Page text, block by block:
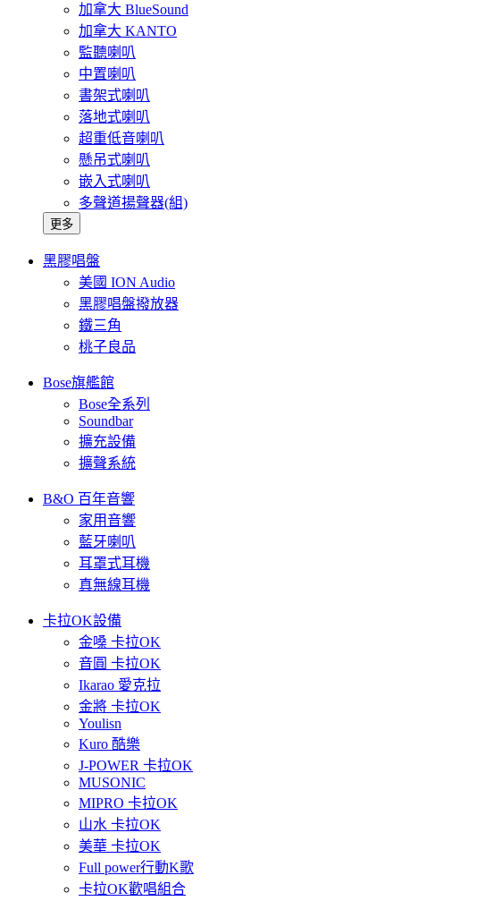
加拿大 BlueSound
加拿大 KANTO
監聽喇叭
中置喇叭
書架式喇叭
落地式喇叭
超重低音喇叭
懸吊式喇叭
嵌入式喇叭
多聲道揚聲器(組)
更多
黑膠唱盤
美國 ION Audio
黑膠唱盤撥放器
鐵三角
桃子良品
Bose旗艦館
Bose全系列
Soundbar
擴充設備
擴聲系統
B&O 百年音響
家用音響
藍牙喇叭
耳罩式耳機
真無線耳機
卡拉OK設備
金嗓 卡拉OK
音圓 卡拉OK
Ikarao 愛克拉
金將 卡拉OK
Youlisn
Kuro 酷樂
J-POWER 卡拉OK
MUSONIC
MIPRO 卡拉OK
山水 卡拉OK
美華 卡拉OK
Full power行動K歌
卡拉OK歡唱組合